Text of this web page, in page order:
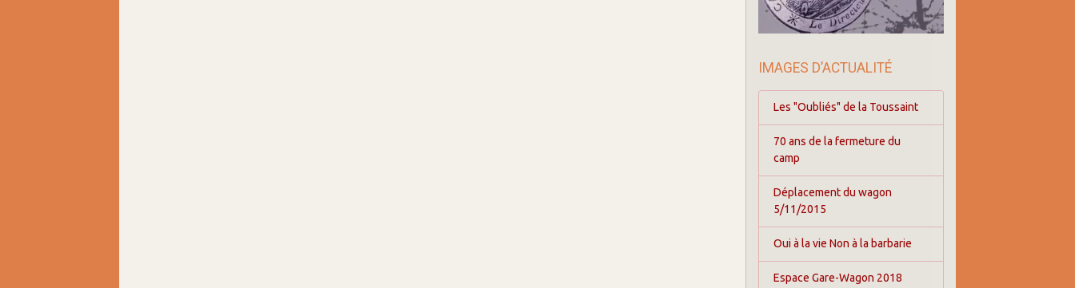
IMAGES D’ACTUALITÉ
Les "Oubliés" de la Toussaint
70 ans de la fermeture du
camp
Déplacement du wagon
5/11/2015
Oui à la vie Non à la barbarie
Espace Gare-Wagon 2018